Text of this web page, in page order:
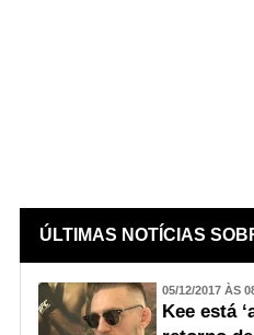
ÚLTIMAS NOTÍCIAS
05/12/2017 ÀS
Kee está